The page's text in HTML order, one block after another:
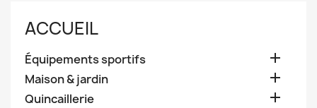
ACCUEIL
Équipements sportifs 
Maison & jardin 
Quincaillerie 